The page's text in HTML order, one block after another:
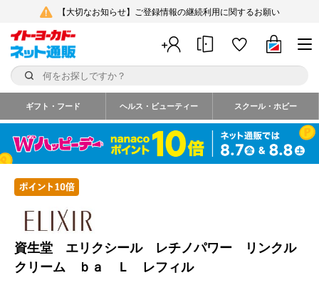
【大切なお知らせ】ご登録情報の継続利用に関するお願い
ギフト・フード ヘルス・ビューティー スクール・ホビー
資生堂 エリクシール レチノパワー リンクル
クリーム ｂａ Ｌ レフィル